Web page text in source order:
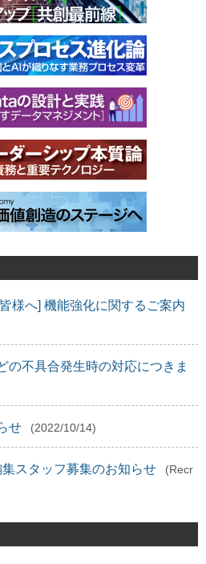
様へ] 機能強化に関するご案内
の不具合発生時の対応につきま
せ (2022/10/14)
スタッフ募集のお知らせ
(Recr